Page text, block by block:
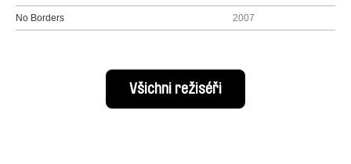
No Borders 2007
Všichni režiséři